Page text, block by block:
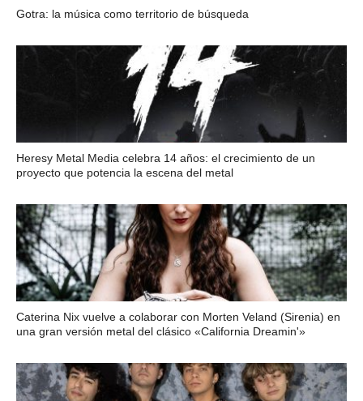
Gotra: la música como territorio de búsqueda
Heresy Metal Media celebra 14 años: el crecimiento de un
proyecto que potencia la escena del metal
Caterina Nix vuelve a colaborar con Morten Veland (Sirenia) en
una gran versión metal del clásico «California Dreamin'»